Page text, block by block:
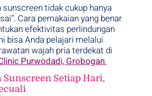
sunscreen tidak cukup hanya
Cara pemakaian yang benar
efektivitas perlindungan
bisa Anda pelajari melalui
wajah pria terdekat di
Purwodadi, Grobogan.
Sunscreen Setiap Hari,